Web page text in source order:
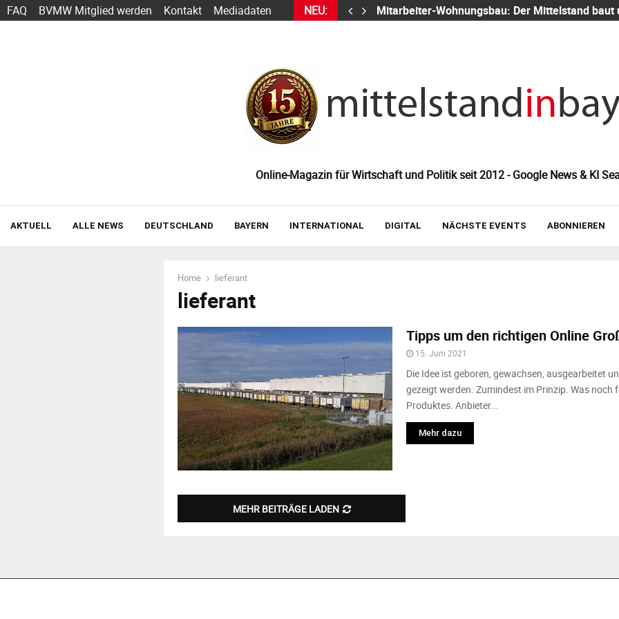
FAQ BVMW Mitglied werden Kontakt Mediadaten NEU:
Sarbacane wird zu Positive User Mitarbeiter-Wohnungsbau: Der Mittelstand baut
Online-Magazin für Wirtschaft und Politik seit 2012 - Google News & KI
AKTUELL ALLE NEWS DEUTSCHLAND BAYERN INTERNATIONAL DIGITAL NÄCHSTE EVENTS ABONNIEREN
Home lieferant
lieferant
Tipps um den richtigen Online
15. Juni 2021
Die Idee ist geboren, gewachsen, ausgearbeitet
gezeigt werden. Zumindest im Prinzip. Was noch
Produktes. Anbieter...
Mehr dazu
MEHR BEITRÄGE LADEN